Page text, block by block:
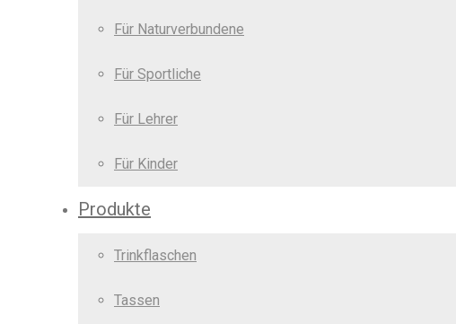
Für Naturverbundene
Für Sportliche
Für Lehrer
Für Kinder
Produkte
Trinkflaschen
Tassen